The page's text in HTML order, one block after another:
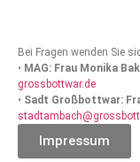
Bei Fragen wenden Sie
• MAG: Frau Monika
grossbottwar.de
• Sadt Großbottwar:
Impressum